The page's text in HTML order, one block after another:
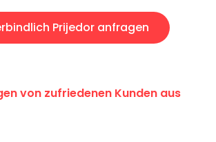
Prijedor anfragen
von zufriedenen Kunden aus